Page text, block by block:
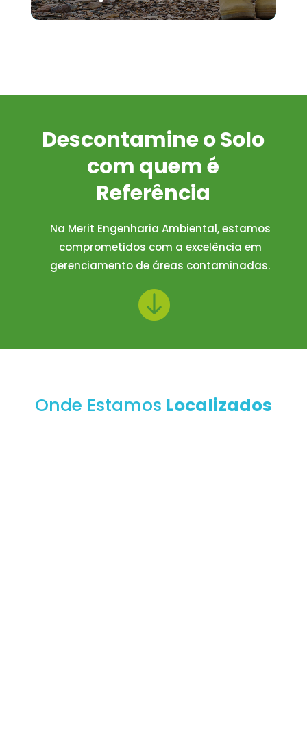
Descontamine o Solo
com quem é
Referência
Na Merit Engenharia Ambiental, estamos
comprometidos com a excelência em
gerenciamento de áreas contaminadas.

Onde Estamos Localizados